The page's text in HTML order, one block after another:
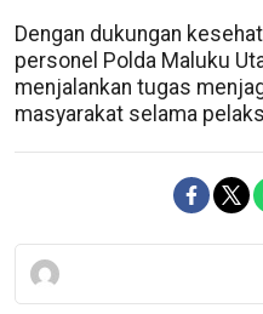
Dengan dukungan
personel Polda Maluku
menjalankan tugas
masyarakat selama